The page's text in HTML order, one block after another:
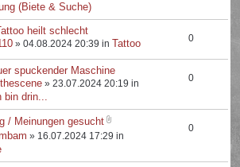
(Biete & Suche)
heilt schlecht
» 04.08.2024 20:39 in Tattoo 0
spuckender Maschine
» 23.07.2024 20:19 in
bin drin...
0
/ Meinungen gesucht
» 16.07.2024 17:29 in
0